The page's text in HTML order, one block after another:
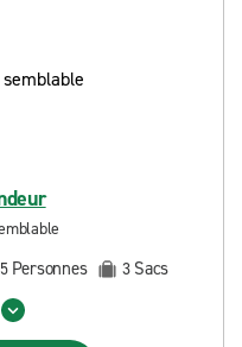
5 Personnes 3 Sacs